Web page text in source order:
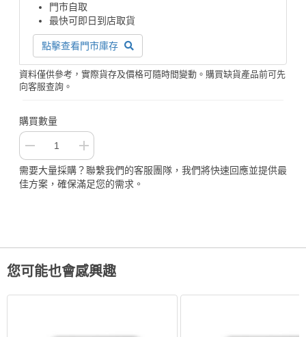
門市自取
最快可即日到店取貨
點擊查看門市庫存
資料僅供參考，實際貨存及價格可隨時間變動。購買缺貨產品前可先
向客服查詢。
購買數量
需要大量採購？聯繫我們的客服團隊，我們將快速回應並提供最
佳方案，確保滿足您的需求。
您可能也會感興趣